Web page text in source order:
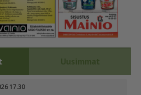
Uusimmat
17.30